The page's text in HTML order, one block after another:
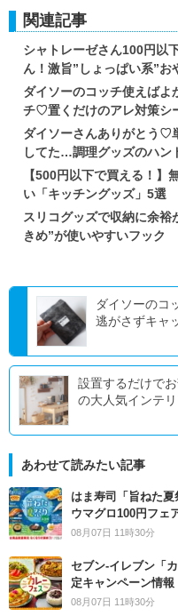
関連記事
シャトレーゼさん100円以
ん！激旨”しょっぱい系”お
ダイソーのコッチ使えば
チ♡置くだけのアレ対策シ
ダイソーさんありがとう♡
してた…調理グッズのハン
【500円以下で買える！】
い「キッチングッズ」5選
スリコグッズで収納に余
きめ”が使いやすいフック
ダイソーのコ
逃がさずキャ
設置するだけで
の大人気インテリ
あわせて読みたい記事
はま寿司「旨ねた
ウマグロ100円フェ
08月07日 11時30分
セブン‐イレブン「
定キャンペーン情報
08月07日 11時30分